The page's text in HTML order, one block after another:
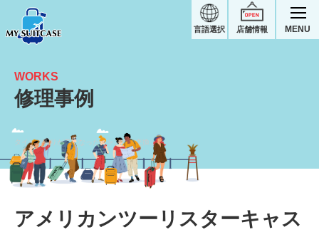
店舗情報
言語選択 MENU
タイヤの周りが悪くなったキャスター交換｜アメリカンツーリスタースーツケース修理実績
WORKS
修理事例
アメリカンツーリスターキャス